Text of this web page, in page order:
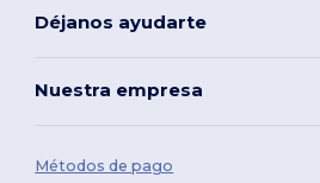
Déjanos ayudarte
Nuestra empresa
Métodos de pago